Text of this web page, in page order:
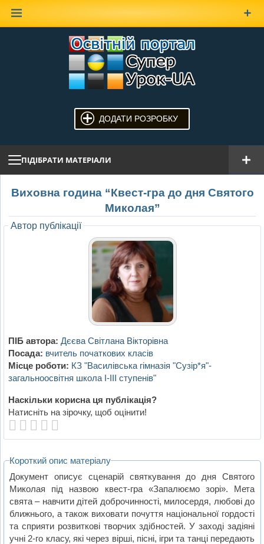
ДОДАТИ РОЗРОБКУ
ПІДІБРАТИ МАТЕРІАЛИ
Виховна година “Квест-гра до дня Святого
Миколая”
Автор публікації
ПІБ автора: Дєєва Світлана Вікторівна
Посада: вчитель початкових класів
Місце роботи: КЗ "Василівська гімназія "Сузір*я"-
загальноосвітня школа І-ІІІ ступенів"
Наскільки корисна ця публікація?
Натисніть на зірочку, щоб оцінити!
Короткий опис матеріалу
Документ описує сценарій святкування до дня Святого
Миколая під назвою квест-гра «Запалюємо зорі». Мета
свята – навчити дітей доброчинності, милосердя, любові до
ближнього, а також виховати почуття національної гордості
та сприяти розвиткові творчих здібностей. У заході задіяні
учні 2-го класу, які через вірші, пісні, ігри та танці передають